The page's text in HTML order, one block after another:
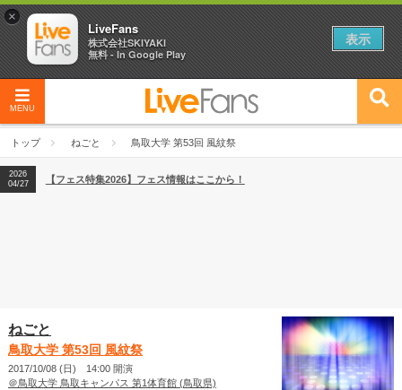
MENU
トップ ねごと 鳥取大学 第53回 風紋祭
2026
04/27
2026
【ライブ動員ランキング】2026年上半期編発表！
2026
04/27
【フェス特集2026】フェス情報はここから！
ねごと
鳥取大学 第53回 風紋祭
2017/10/08 (日) 14:00 開演
＠鳥取大学 鳥取キャンパス 第1体育館 (鳥取県)
×
LiveFans
株式会社SKIYAKI
無料 - In Google Play
表示